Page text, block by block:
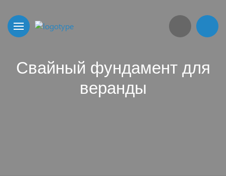
Свайный фундамент для
веранды